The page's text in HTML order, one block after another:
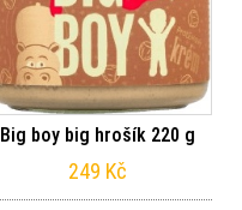
Big boy big hrošík 220 g
249 Kč